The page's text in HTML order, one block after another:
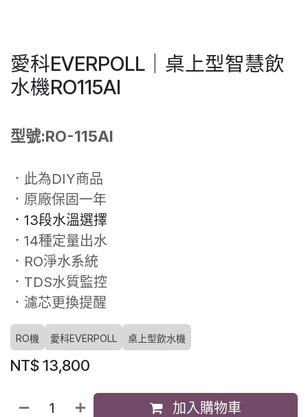
愛科EVERPOLL｜桌上型智慧飲
水機RO115AI
型號:RO-115AI
．此為DIY商品
．原廠保固一年
．13段水溫選擇
．14種定量出水
．RO淨水系統
．TDS水質監控
．濾芯更換提醒
RO機 愛科EVERPOLL 桌上型飲水機
NT$ 13,800
加入購物車